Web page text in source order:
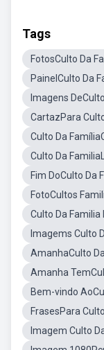
Tags
FotosCulto Da
PainelCulto Da
Imagens
CartazPara
Culto Da
Culto Da
Fim DoCulto Da
FotoCultos
Culto Da
Imagems Culto
AmanhaCulto
Amanha
Bem-vindo
FrasesPara
Imagem Culto